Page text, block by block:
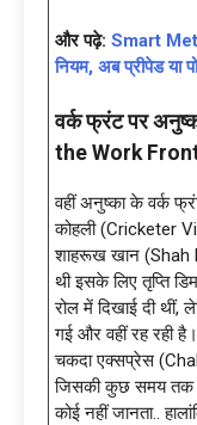
और पढ़े: Smart
नियम, अब प्रीपेड या
वर्क फ्रंट पर
the Work
वहीं अनुष्का के वर्क
कोहली (Cricketer
शाहरूख खान (Shah
थी इसके लिए तृप्ति
रोल में दिखाई दी थीं,
गई और वहीं रह रही
चकदा एक्सप्रेस
जिसकी कुछ समय तक
कोई नहीं जानता..